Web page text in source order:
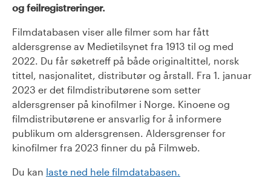
og feilregistreringer.
Filmdatabasen viser alle filmer som har fått
aldersgrense av Medietilsynet fra 1913 til og med
2022. Du får søketreff på både originaltittel, norsk
tittel, nasjonalitet, distributør og årstall. Fra 1. januar
2023 er det filmdistributørene som setter
aldersgrenser på kinofilmer i Norge. Kinoene og
filmdistributørene er ansvarlig for å informere
publikum om aldersgrensen. Aldersgrenser for
kinofilmer fra 2023 finner du på Filmweb.
Du kan laste ned hele filmdatabasen.